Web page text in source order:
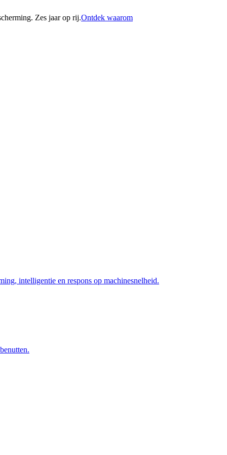
Zes jaar op rij.Ontdek waarom
intelligentie en respons op machinesnelheid.